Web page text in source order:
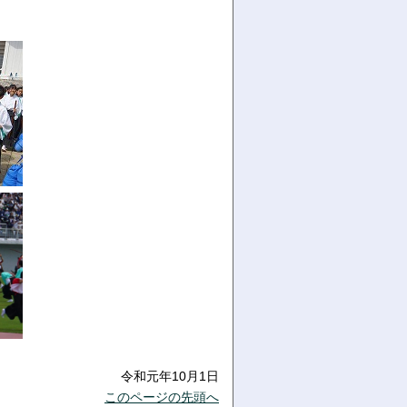
令和元年10月1日
このページの先頭へ